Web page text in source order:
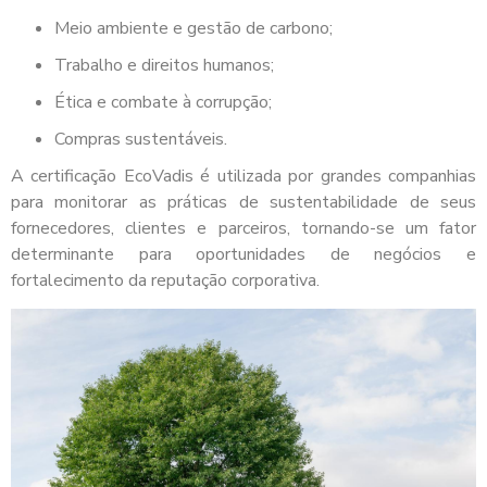
Meio ambiente e gestão de carbono;
Trabalho e direitos humanos;
Ética e combate à corrupção;
Compras sustentáveis.
A certificação EcoVadis é utilizada por grandes companhias
para monitorar as práticas de sustentabilidade de seus
fornecedores, clientes e parceiros, tornando-se um fator
determinante para oportunidades de negócios e
fortalecimento da reputação corporativa.